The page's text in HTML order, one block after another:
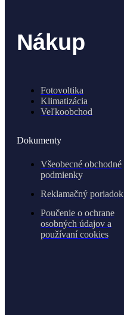
Nákup
Fotovoltika
Klimatizácia
Veľkoobchod
Dokumenty
Všeobecné obchodné
podmienky
Reklamačný poriadok
Poučenie o ochrane
osobných údajov a
používaní cookies